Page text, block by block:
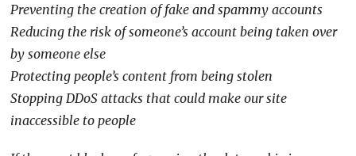
Preventing the creation of fake and spammy accounts
Reducing the risk of someone’s account being taken over
by someone else
Protecting people’s content from being stolen
Stopping DDoS attacks that could make our site
inaccessible to people